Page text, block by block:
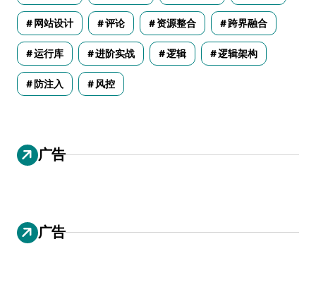
网站设计 评论 资源整合 跨界融合
运行库 进阶实战 逻辑 逻辑架构
防注入 风控
广告
广告